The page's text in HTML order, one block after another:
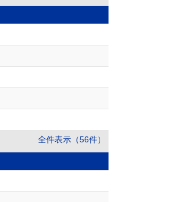
全件表示（56件）